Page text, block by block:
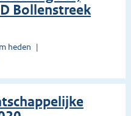
Bollenstreek
heden